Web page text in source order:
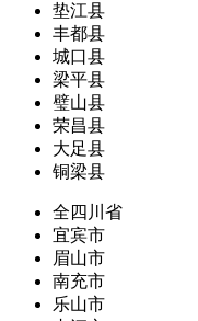
垫江县
丰都县
城口县
梁平县
璧山县
荣昌县
大足县
铜梁县
全四川省
宜宾市
眉山市
南充市
乐山市